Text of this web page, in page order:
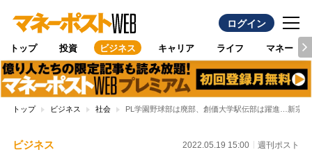
ログイン
トップ 投資 ビジネス キャリア ライフ マネー
トップ ビジネス 社会 PL学園野球部は廃部、創価大学駅伝部は躍進…新宗
ビジネス 2022.05.19 15:00 週刊ポスト